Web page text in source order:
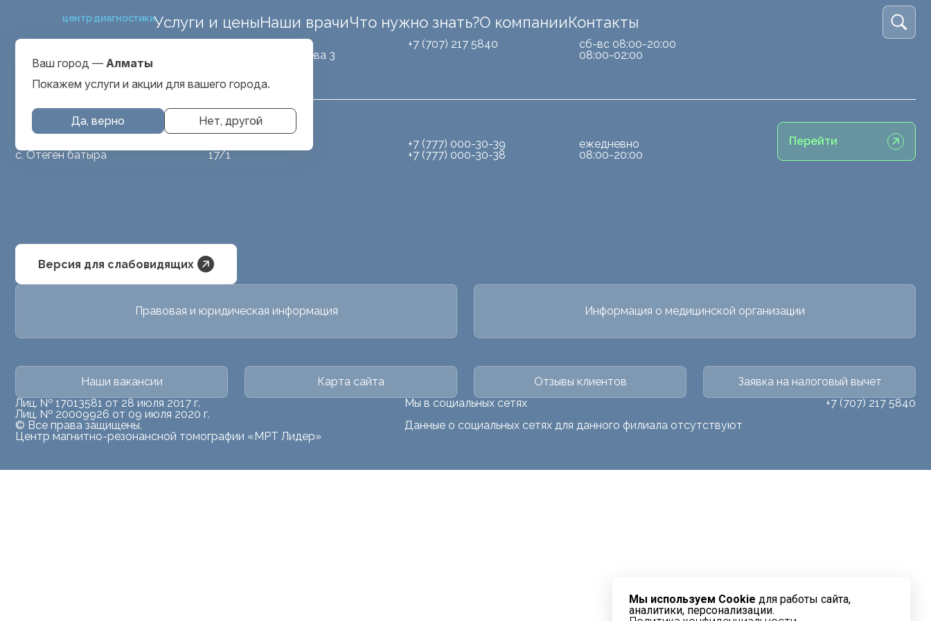
центр диагностикиУслуги и ценыНаши врачиЧто нужно знать?О компанииКонтакты
Выбрать город
Алматы
МРТ животным
с. Отеген батыра
ул. Макатаева 127Б
проспект Серкебаева 3
17/1
+7 (707) 217 5840
+7 (777) 000-30-39
+7 (777) 000-30-38
сб-вс 08:00-20:00
08:00-02:00
ежедневно
08:00-20:00
Перейти
Ваш город — Алматы
Покажем услуги и акции для вашего города.
Да, верно Нет, другой
Мы используем Cookie для работы сайта,
аналитики, персонализации.
Версия для слабовидящих
Правовая и юридическая информация
Наши вакансии Карта сайта
Информация о медицинской организации
Отзывы клиентов
Заявка на налоговый вычет
Лиц. № 17013581 от 28 июля 2017 г.
Лиц. № 20009926 от 09 июля 2020 г.
© Все права защищены.
Центр магнитно-резонансной томографии «МРТ Лидер»
Мы в социальных сетях
Данные о социальных сетях для данного филиала отсутствуют
+7 (707) 217 5840